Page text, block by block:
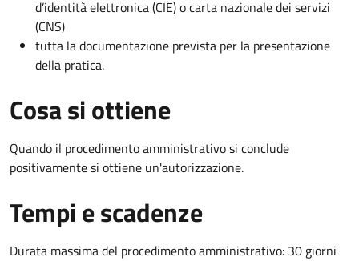
d’identità elettronica (CIE) o carta nazionale dei servizi
(CNS)
tutta la documentazione prevista per la presentazione
della pratica.
Cosa si ottiene
Quando il procedimento amministrativo si conclude
positivamente si ottiene un'autorizzazione.
Tempi e scadenze
Durata massima del procedimento amministrativo: 30 giorni